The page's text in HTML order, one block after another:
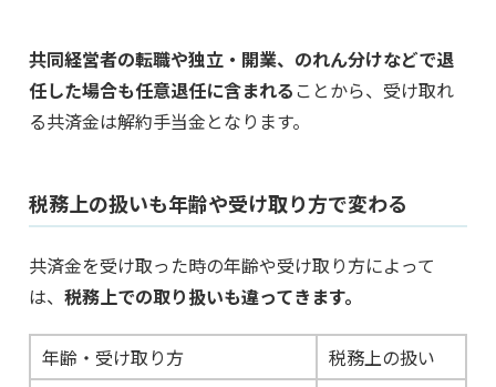
共同経営者の転職や独立・開業、のれん分けなどで退
任した場合も任意退任に含まれる ことから、受け取れ
る共済金は解約手当金となります。
税務上の扱いも年齢や受け取り方で変わる
共済金を受け取った時の年齢や受け取り方によって
は、 税務上での取り扱いも違ってきます。
年齢・受け取り方
税務上の扱い